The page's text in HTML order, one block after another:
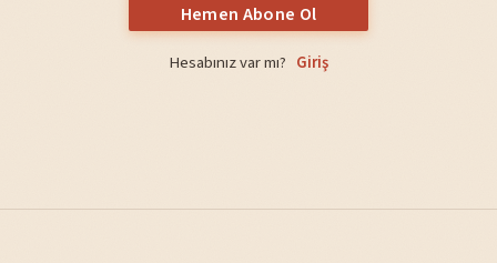
Hemen Abone Ol
Hesabınız var mı? Giriş